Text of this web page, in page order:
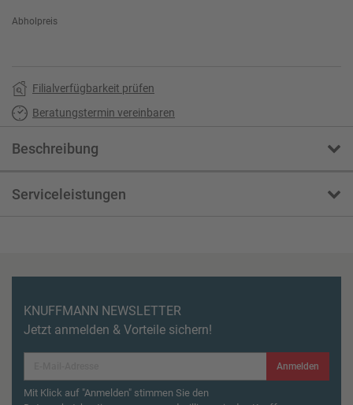
Abholpreis
Filialverfügbarkeit prüfen
Beratungstermin vereinbaren
Beschreibung
Serviceleistungen
KNUFFMANN NEWSLETTER
Jetzt anmelden & Vorteile sichern!
Anmelden
Mit Klick auf "Anmelden" stimmen Sie den